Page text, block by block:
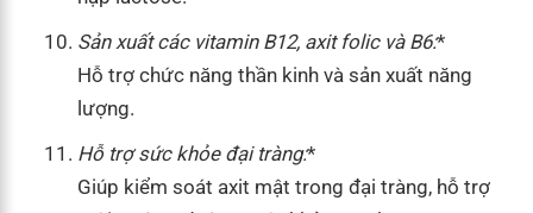
Sản xuất các vitamin B12, axit folic và B6:*
Hỗ trợ chức năng thần kinh và sản xuất năng
lượng.
Hỗ trợ sức khỏe đại tràng:*
Giúp kiểm soát axit mật trong đại tràng, hỗ trợ